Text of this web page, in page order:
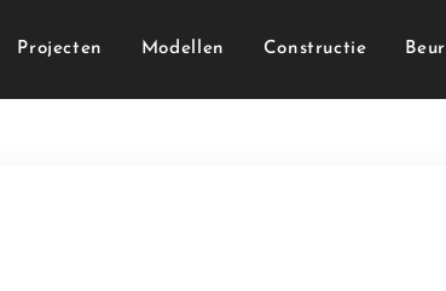
Projecten Modellen Constructie